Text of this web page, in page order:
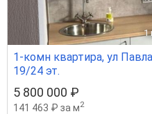
1
1-комн квартира, ул
19/24 эт.
5 800 000 ₽
141 463 ₽ за м2